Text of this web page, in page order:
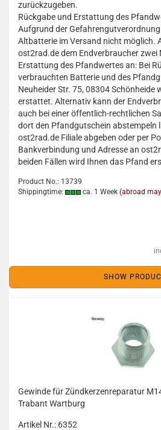
zurückzugeben.
Rückgabe und Erstattung des
Aufgrund der
Altbatterie im Versand nicht möglich.
ost2rad.de dem Endverbraucher zwei
Erstattung des Pfandwertes an: Bei
verbrauchten Batterie und des
Neuheider Str. 75, 08304 Schönheide
erstattet. Alternativ kann der
auch bei einer öffentlich-rechtlichen
dort den Pfandgutschein abstempeln
ost2rad.de Filiale abgeben oder per
Bankverbindung und Adresse an
beiden Fällen wird Ihnen das Pfand
Product No.: 13739
Shippingtime:
ca. 1 Week (abroad
SHOW
Gewinde für Zündkerzenreparatur
Trabant Wartburg
Artikel Nr.: 6352